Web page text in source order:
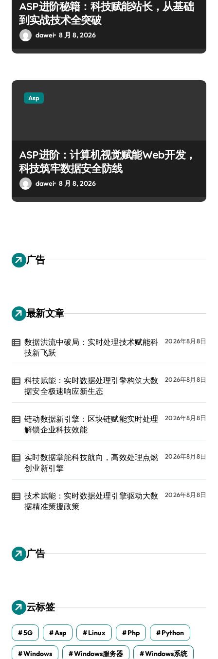
ASP进阶秘籍：科技赋能站长，从基础
到实战技术全突破
dawei 8 月 8, 2026
Asp
ASP进阶：计算机视觉赋能Web开发，
科技筑牢数据安全防线
dawei 8 月 8, 2026
广告
最新文章
数据洪流中破局：实时处理技术赋能科
技新飞跃
2026年8月8日
科技赋能：实时数据处理引擎构筑大数
据安全极速响应新生态
2026年8月8日
链动数据新引擎：区块链赋能实时处理
解锁企业科技效能
2026年8月8日
实时数据掌舵科技航向，高效处理点燃
创业新引擎
2026年8月8日
技术赋能：实时数据处理引擎驱动大数
据精准策援政策
2026年8月8日
广告
云标签
5G Asp Linux Php Python
Windows Windows服务器 Windows系统